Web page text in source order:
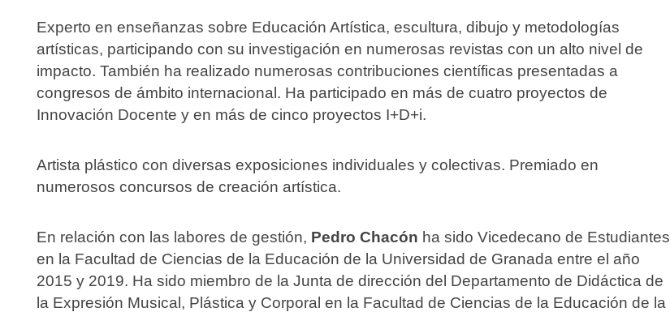
Experto en enseñanzas sobre Educación Artística, escultura, dibujo y metodologías
artísticas, participando con su investigación en numerosas revistas con un alto nivel de
impacto. También ha realizado numerosas contribuciones científicas presentadas a
congresos de ámbito internacional. Ha participado en más de cuatro proyectos de
Innovación Docente y en más de cinco proyectos I+D+i.
Artista plástico con diversas exposiciones individuales y colectivas. Premiado en
numerosos concursos de creación artística.
En relación con las labores de gestión, Pedro Chacón ha sido Vicedecano de Estudiantes
en la Facultad de Ciencias de la Educación de la Universidad de Granada entre el año
2015 y 2019. Ha sido miembro de la Junta de dirección del Departamento de Didáctica de
la Expresión Musical, Plástica y Corporal en la Facultad de Ciencias de la Educación de la